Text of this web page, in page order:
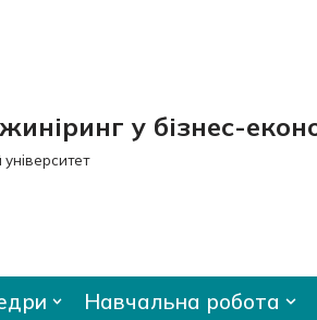
у бізнес-
Навчальна робота